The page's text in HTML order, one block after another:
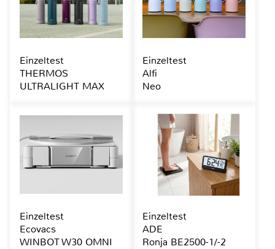
Einzeltest
THERMOS
ULTRALIGHT MAX
Einzeltest
Alfi
Neo
Einzeltest
Ecovacs
WINBOT W30 OMNI
Einzeltest
ADE
Ronja BE2500-1/-2